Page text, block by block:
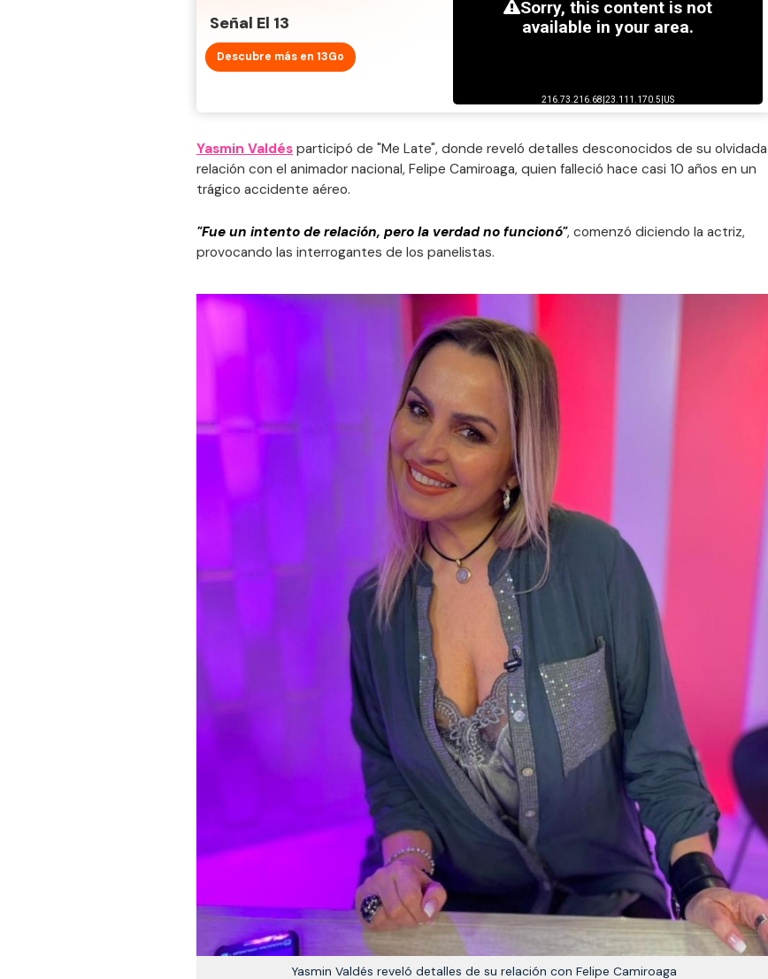
Señal El 13
Descubre más en 13Go
Yasmin Valdés participó de "Me Late", donde reveló detalles desconocidos de su olvidada
relación con el animador nacional, Felipe Camiroaga, quien falleció hace casi 10 años en un
trágico accidente aéreo.
"Fue un intento de relación, pero la verdad no funcionó", comenzó diciendo la actriz,
provocando las interrogantes de los panelistas.
Yasmin Valdés reveló detalles de su relación con Felipe Camiroaga